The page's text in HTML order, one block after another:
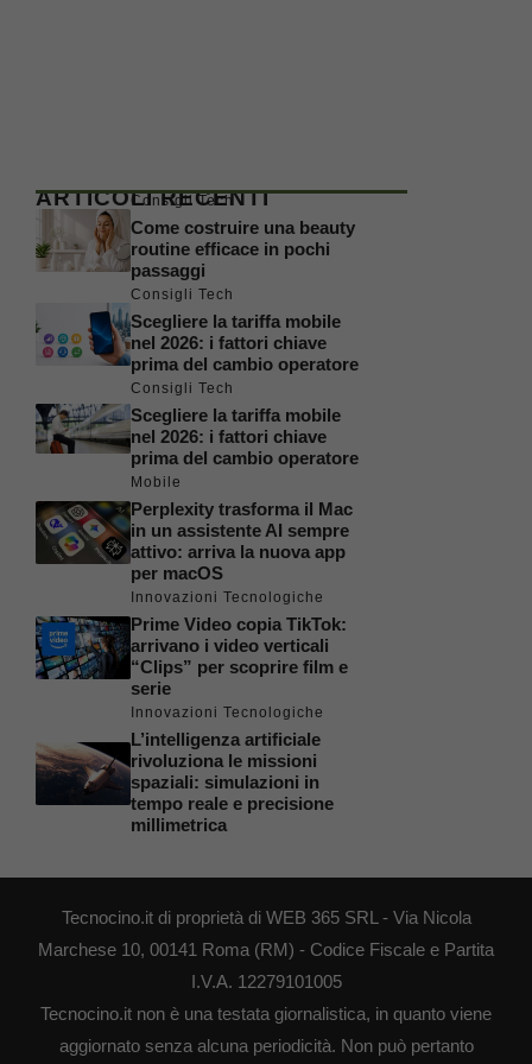
ARTICOLI RECENTI
Consigli Tech
Come costruire una beauty
routine efficace in pochi
passaggi
Consigli Tech
Scegliere la tariffa mobile
nel 2026: i fattori chiave
prima del cambio operatore
Consigli Tech
Scegliere la tariffa mobile
nel 2026: i fattori chiave
prima del cambio operatore
Mobile
Perplexity trasforma il Mac
in un assistente AI sempre
attivo: arriva la nuova app
per macOS
Innovazioni Tecnologiche
Prime Video copia TikTok:
arrivano i video verticali
“Clips” per scoprire film e
serie
Innovazioni Tecnologiche
L’intelligenza artificiale
rivoluziona le missioni
spaziali: simulazioni in
tempo reale e precisione
millimetrica
Tecnocino.it di proprietà di WEB 365 SRL - Via Nicola
Marchese 10, 00141 Roma (RM) - Codice Fiscale e Partita
I.V.A. 12279101005
Tecnocino.it non è una testata giornalistica, in quanto viene
aggiornato senza alcuna periodicità. Non può pertanto